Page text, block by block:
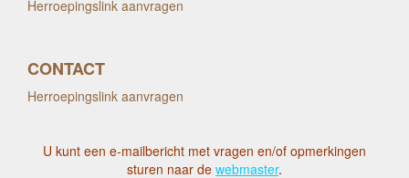
Herroepingslink aanvragen
CONTACT
Herroepingslink aanvragen
U kunt een e-mailbericht met vragen en/of opmerkingen
sturen naar de webmaster.